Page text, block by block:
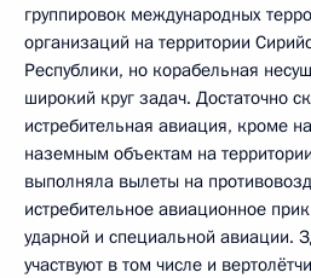
группировок международных
организаций на территории
Республики, но корабельная
широкий круг задач. Достаточно
истребительная авиация, кроме
наземным объектам на
выполняла вылеты на
истребительное авиационное
ударной и специальной авиации.
участвуют в том числе и